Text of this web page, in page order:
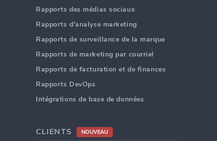
Rapports des médias sociaux
Rapports d'analyse marketing
Rapports de surveillance de la marque
Rapports de marketing par courriel
Rapports de facturation et de finances
Rapports DevOps
Intégrations de base de données
CLIENTS NOUVEAU